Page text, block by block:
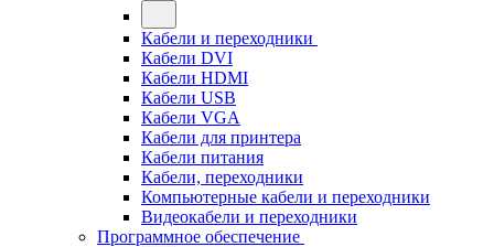
Кабели и переходники
Кабели DVI
Кабели HDMI
Кабели USB
Кабели VGA
Кабели для принтера
Кабели питания
Кабели, переходники
Компьютерные кабели и переходники
Видеокабели и переходники
Программное обеспечение